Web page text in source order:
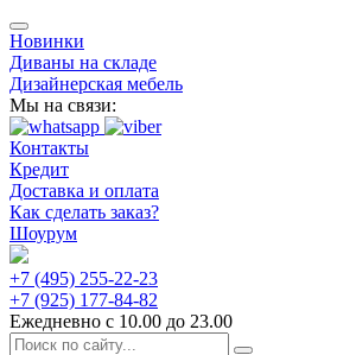
Новинки
Диваны на складе
Дизайнерская мебель
Мы на связи:
Контакты
Кредит
Доставка и оплата
Как сделать заказ?
Шоурум
+7 (495) 255-22-23
+7 (925) 177-84-82
Ежедневно с 10.00 до 23.00